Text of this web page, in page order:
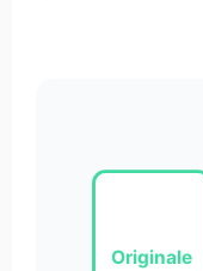
Originale